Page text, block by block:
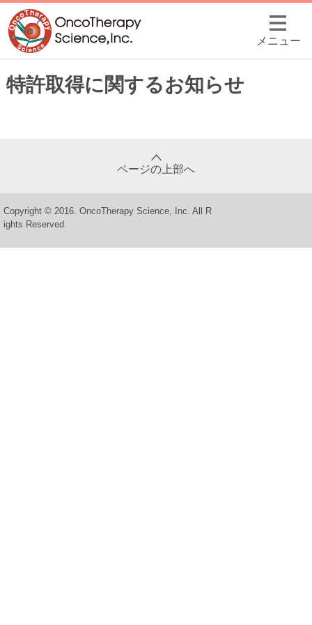
メニュー
特許取得に関するお知らせ
ページの上部へ
Copyright © 2016. OncoTherapy Science, Inc. All R
ights Reserved.